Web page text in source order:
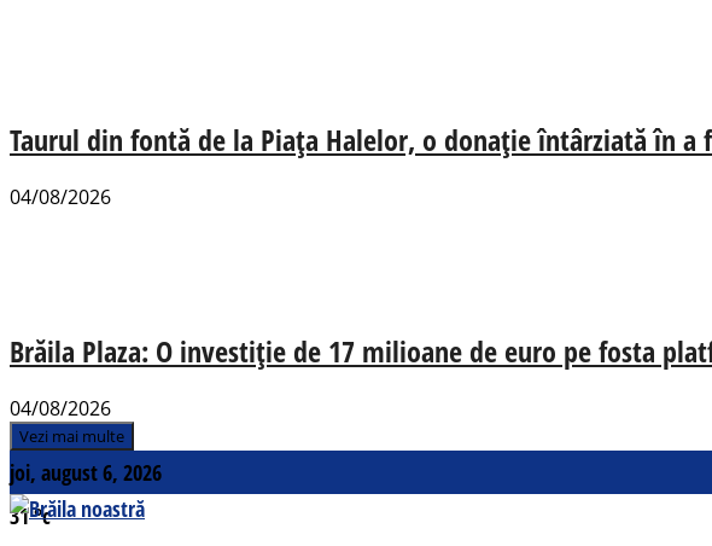
Taurul din fontă de la Piața Halelor, o donație întârziată în
04/08/2026
Brăila Plaza: O investiție de 17 milioane de euro pe fosta
04/08/2026
Vezi mai multe
joi, august 6, 2026
31°c